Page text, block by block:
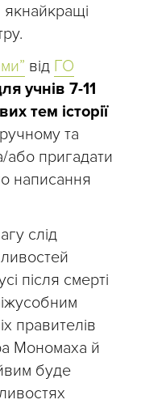
якнайкращі
від ГО
учнів 7-11
тем історії
та
або пригадати
написання
слід
після смерті
правителів
Мономаха й
буде